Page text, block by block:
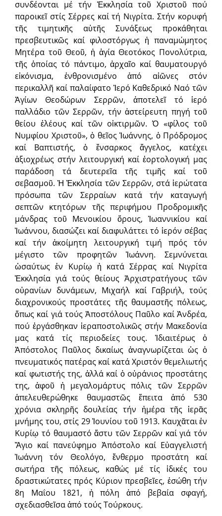
συνδέονται μέ τήν Ἐκκλησία τοῦ Χριστοῦ πού
παροικεῖ στίς Σέρρες καί τή Νιγρίτα. Στήν κορυφή
τῆς τιμητικῆς αὐτῆς Συνάξεως προκάθηται
πρεσβευτικῶς καί φιλοστόργως ἡ παναμώμητος
Μητέρα τοῦ Θεοῦ, ἡ ἁγία Θεοτόκος Πονολύτρια,
τῆς ὁποίας τό πάντιμο, ἀρχαῖο καί θαυματουργό
εἰκόνισμα, ἐνθρονισμένο ἀπό αἰῶνες στόν
περικαλλῆ καί παλαίφατο Ἱερό Καθεδρικό Ναό τῶν
Ἁγίων Θεοδώρων Σερρῶν, ἀποτελεῖ τό ἱερό
παλλάδιο τῶν Σερρῶν, τήν ἀστείρευτη πηγή τοῦ
θείου ἐλέους καί τῶν οἰκτιρμῶν. Ὁ «φίλος τοῦ
Νυμφίου Χριστοῦ», ὁ θεῖος Ἰωάννης, ὁ Πρόδρομος
καί Βαπτιστής, ὁ ἔνσαρκος ἄγγελος, κατέχει
ἀξιοχρέως στήν λειτουργική καί ἑορτολογική μας
παράδοση τά δευτερεῖα τῆς τιμῆς καί τοῦ
σεβασμοῦ. Ἡ Ἐκκλησία τῶν Σερρῶν, στά ἱερώτατα
πρόσωπα τῶν Σερραίων κατά τήν καταγωγή
σεπτῶν κτητόρων τῆς περιφήμου Προδρομικῆς
μάνδρας τοῦ Μενοικίου ὄρους, Ἰωαννικίου καί
Ἰωάννου, διασώζει καί διαφυλάττει τό ἱερόν σέβας
καί τήν ἀκοίμητη λειτουργική τιμή πρός τόν
μέγιστο τῶν προφητῶν Ἰωάννη. Σεμνύνεται
ὡσαύτως ἐν Κυρίῳ ἡ κατά Σέρρας καί Νιγρίτα
Ἐκκλησία γιά τούς θείους Ἀρχιστρατήγους τῶν
οὐρανίων δυνάμεων, Μιχαήλ καί Γαβριήλ, τούς
διαχρονικούς προστάτες τῆς θαυμαστῆς πόλεως,
ὅπως καί γιά τούς Ἀποστόλους Παῦλο καί Ἀνδρέα,
πού ἐργάσθηκαν ἱεραποστολικῶς στήν Μακεδονία
μας κατά τίς περιοδείες τους. Ἰδιαιτέρως ὁ
Ἀπόστολος Παῦλος δικαίως ἀναγνωρίζεται ὡς ὁ
πνευματικός πατέρας καί κατά Χριστόν θεμελιωτής
καί φωτιστής της, ἀλλά καί ὁ οὐράνιος προστάτης
της, ἀφοῦ ἡ μεγαλομάρτυς πόλις τῶν Σερρῶν
ἀπελευθερώθηκε θαυμαστῶς ἔπειτα ἀπό 530
χρόνια σκληρῆς δουλείας τήν ἡμέρα τῆς ἱερᾶς
μνήμης του, στίς 29 Ἰουνίου τοῦ 1913. Καυχᾶται ἐν
Κυρίῳ τό θαυμαστό ἄστυ τῶν Σερρῶν καί γιά τόν
Ἅγιο καί πανεύφημο Ἀπόστολο καί Εὐαγγελιστή
Ἰωάννη τόν Θεολόγο, ἔνθερμο προστάτη καί
σωτήρα τῆς πόλεως, καθώς μέ τίς ἰδικές του
δραστικώτατες πρός Κύριον πρεσβεῖες, ἐσώθη τήν
8η Μαΐου 1821, ἡ πόλη ἀπό βεβαία σφαγή,
σχεδιασθεῖσα ἀπό τούς Τούρκους.